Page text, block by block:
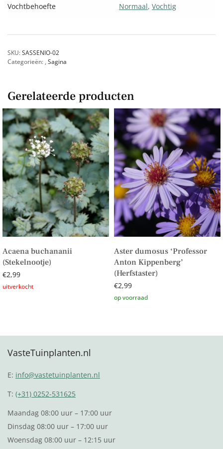
Vochtbehoefte Normaal,Vochtig
SKU:SASSENIO-02
Categorieën: , Sagina
Gerelateerde producten
Acaena buchananii
(Stekelnootje)
€2,99
Aster dumosus ‘Professor
Anton Kippenberg’
(Herfstaster)
€2,99
VasteTuinplanten.nl
E: info@vastetuinplanten.nl
T:(+31) 0252-531625
Maandag 08:00 uur – 17:00 uur
Dinsdag 08:00 uur – 17:00 uur
Woensdag 08:00 uur – 12:15 uur